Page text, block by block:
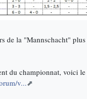
de la "Mannschacht"
du championnat, voici
v...